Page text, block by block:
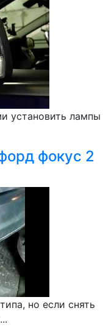
установить лампы
фокус 2
но если снять